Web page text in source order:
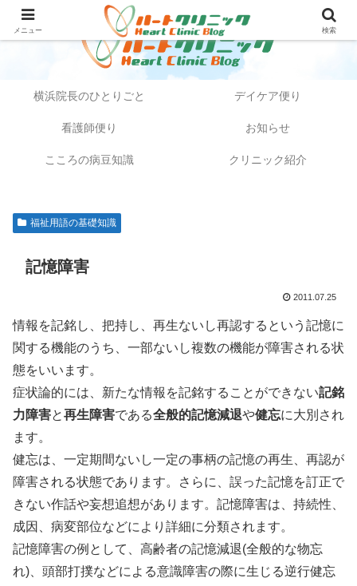
横浜院長のひとりごと デイケア便り
看護師便り お知らせ
こころの病豆知識 クリニック紹介
福祉用語の基礎知識
記憶障害
2011.07.25
情報を記銘し、把持し、再生ないし再認するという記憶に
関する機能のうち、一部ないし複数の機能が障害される状
態をいいます。
症状論的には、新たな情報を記銘することができない記銘
力障害と再生障害である全般的記憶減退や健忘に大別され
ます。
健忘は、一定期間ないし一定の事柄の記憶の再生、再認が
障害される状態であります。さらに、誤った記憶を訂正で
きない作話や妄想追想があります。記憶障害は、持続性、
成因、病変部位などにより詳細に分類されます。
記憶障害の例として、高齢者の記憶減退(全般的な物忘
れ)、頭部打撲などによる意識障害の際に生じる逆行健忘
メニュー 検索